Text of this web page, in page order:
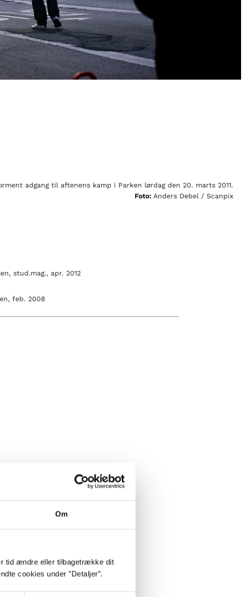
Om
tid ændre eller tilbagetrække dit
cookies under ”Detaljer”.
adgang til aftenens kamp i Parken lørdag den 20. marts 2011.
Foto: Anders Debel / Scanpix
stud.mag., apr. 2012
feb. 2008